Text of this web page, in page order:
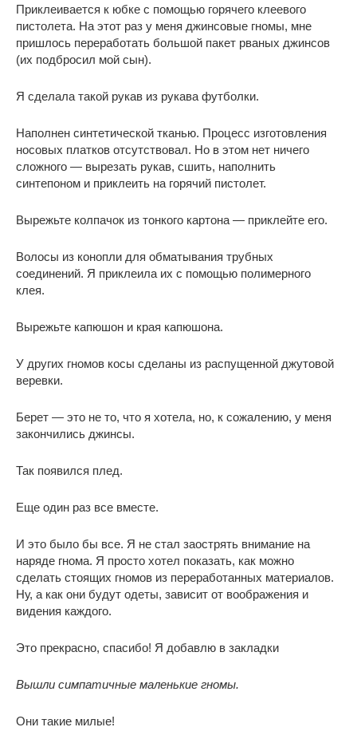
Приклеивается к юбке с помощью горячего клеевого
пистолета. На этот раз у меня джинсовые гномы, мне
пришлось переработать большой пакет рваных джинсов
(их подбросил мой сын).
Я сделала такой рукав из рукава футболки.
Наполнен синтетической тканью. Процесс изготовления
носовых платков отсутствовал. Но в этом нет ничего
сложного — вырезать рукав, сшить, наполнить
синтепоном и приклеить на горячий пистолет.
Вырежьте колпачок из тонкого картона — приклейте его.
Волосы из конопли для обматывания трубных
соединений. Я приклеила их с помощью полимерного
клея.
Вырежьте капюшон и края капюшона.
У других гномов косы сделаны из распущенной джутовой
веревки.
Берет — это не то, что я хотела, но, к сожалению, у меня
закончились джинсы.
Так появился плед.
Еще один раз все вместе.
И это было бы все. Я не стал заострять внимание на
наряде гнома. Я просто хотел показать, как можно
сделать стоящих гномов из переработанных материалов.
Ну, а как они будут одеты, зависит от воображения и
видения каждого.
Это прекрасно, спасибо! Я добавлю в закладки
Вышли симпатичные маленькие гномы.
Они такие милые!